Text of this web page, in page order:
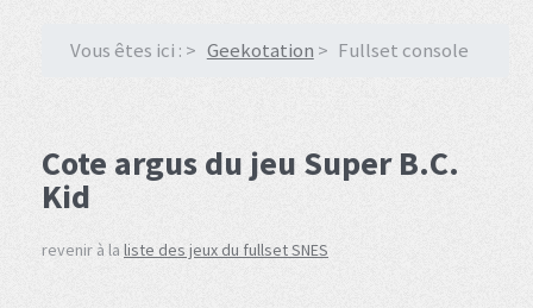
Vous êtes ici : Geekotation Fullset console
Cote argus du jeu Super B.C.
Kid
revenir à la liste des jeux du fullset SNES